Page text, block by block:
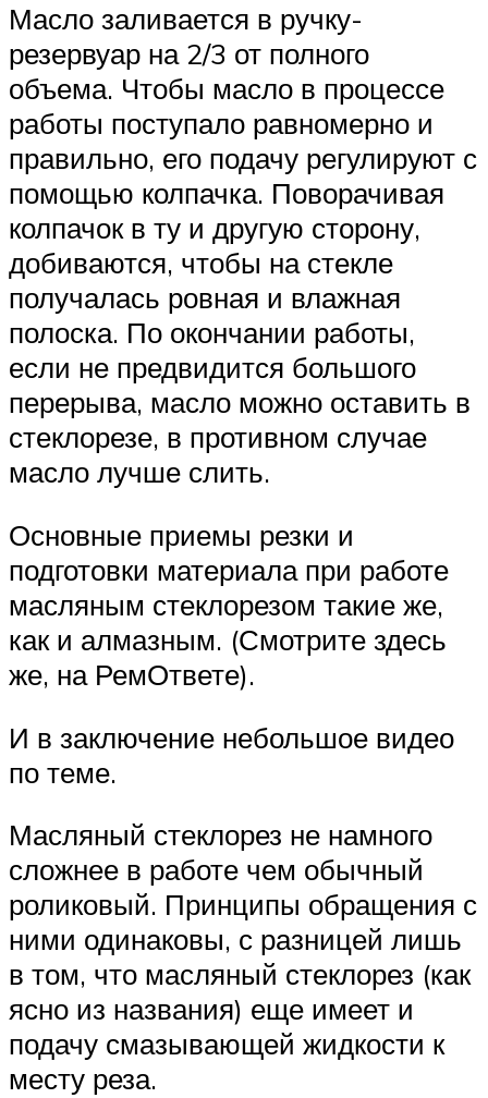
Масло заливается в ручку-
резервуар на 2/3 от полного
объема. Чтобы масло в процессе
работы поступало равномерно и
правильно, его подачу регулируют с
помощью колпачка. Поворачивая
колпачок в ту и другую сторону,
добиваются, чтобы на стекле
получалась ровная и влажная
полоска. По окончании работы,
если не предвидится большого
перерыва, масло можно оставить в
стеклорезе, в противном случае
масло лучше слить.
Основные приемы резки и
подготовки материала при работе
масляным стеклорезом такие же,
как и алмазным. (Смотрите здесь
же, на РемОтвете).
И в заключение небольшое видео
по теме.
Масляный стеклорез не намного
сложнее в работе чем обычный
роликовый. Принципы обращения с
ними одинаковы, с разницей лишь
в том, что масляный стеклорез (как
ясно из названия) еще имеет и
подачу смазывающей жидкости к
месту реза.